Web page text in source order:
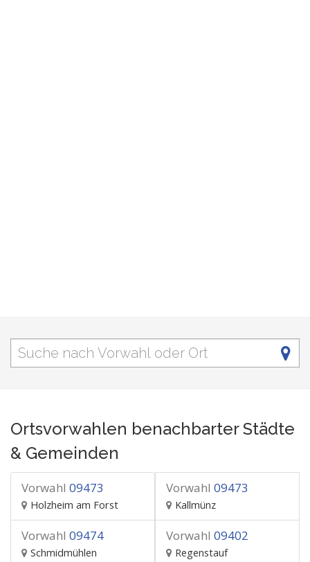
Ortsvorwahlen benachbarter Städte
& Gemeinden
Vorwahl 09473
Holzheim am Forst
Vorwahl 09473
Kallmünz
Vorwahl 09474
Schmidmühlen
Vorwahl 09402
Regenstauf